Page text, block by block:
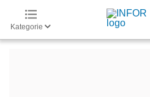
Kategorie